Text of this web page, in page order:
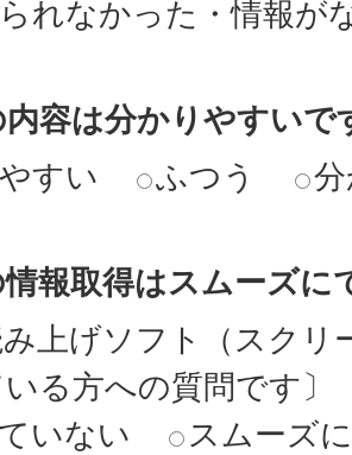
れなかった・情報が
容は分かりやすいで
すい
ふつう
報取得はスムーズに
み上げソフト（スク
る方への質問です〕
いない
スムーズ